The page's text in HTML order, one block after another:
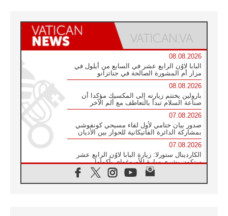
08.08.2026
البابا لاوُن الرابع عشر في السابع من أيلول في
مزار أم المشورة الصالحة في جناتزانو
08.08.2026
بارولين يختتم زيارته إلى المكسيك مؤكدا أن
صناعة السلام تبدأ بالتعاطف مع ألم الآخر
07.08.2026
صدور بيان ختامي لأول لقاء مسيحي كونفوشي
بمشاركة الدائرة الفاتيكانية للحوار بين الأديان
07.08.2026
الكاردينال ستورلا: زيارة البابا لاوُن الرابع عشر
ستكون بشرى سارة للأوروغواي بأكملها
الفاتيكان يعلن برنامج الزيارة الرسولية للبابا لاوُن